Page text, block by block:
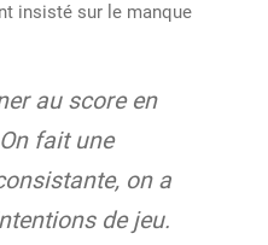
insisté sur le manque
au score en
fait une
on a
de jeu.